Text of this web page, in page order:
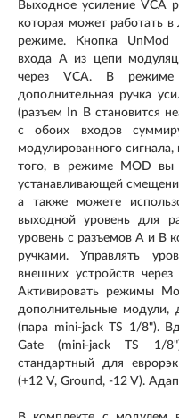
Выходное усиление VCA
которая может работать
режиме. Кнопка UnMod
входа A из цепи
через VCA. В режиме
дополнительная ручка
(разъем In B становится
с обоих входов
модулированного
того, в режиме MOD вы
устанавливающей
а также можете
выходной уровень для
уровень с разъемов А и В
ручками. Управлять
внешних устройств
Активировать режимы
дополнительные модули,
(пара mini-jack TS 1/8").
Gate (mini-jack TS 1/
стандартный для
(+12 V, Ground, -12 V).